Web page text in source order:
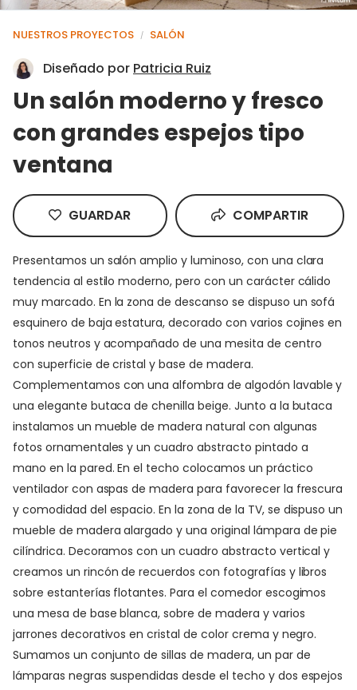
NUESTROS PROYECTOS / SALÓN
Diseñado por Patricia Ruiz
Un salón moderno y fresco
con grandes espejos tipo
ventana
GUARDAR COMPARTIR
Presentamos un salón amplio y luminoso, con una clara
tendencia al estilo moderno, pero con un carácter cálido
muy marcado. En la zona de descanso se dispuso un sofá
esquinero de baja estatura, decorado con varios cojines en
tonos neutros y acompañado de una mesita de centro
con superficie de cristal y base de madera.
Complementamos con una alfombra de algodón lavable y
una elegante butaca de chenilla beige. Junto a la butaca
instalamos un mueble de madera natural con algunas
fotos ornamentales y un cuadro abstracto pintado a
mano en la pared. En el techo colocamos un práctico
ventilador con aspas de madera para favorecer la frescura
y comodidad del espacio. En la zona de la TV, se dispuso un
mueble de madera alargado y una original lámpara de pie
cilíndrica. Decoramos con un cuadro abstracto vertical y
creamos un rincón de recuerdos con fotografías y libros
sobre estanterías flotantes. Para el comedor escogimos
una mesa de base blanca, sobre de madera y varios
jarrones decorativos en cristal de color crema y negro.
Sumamos un conjunto de sillas de madera, un par de
lámparas negras suspendidas desde el techo y dos espejos